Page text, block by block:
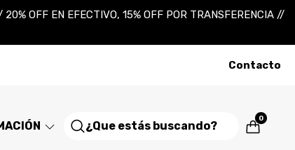
OFF EN EFECTIVO, 15% OFF POR TRANSFERENCIA //
Contacto
0